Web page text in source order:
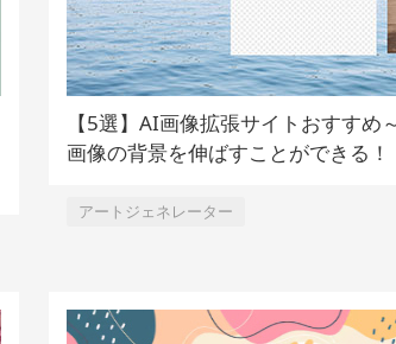
【5選】AI画像拡張サイトおすすめ
画像の背景を伸ばすことができる！
アートジェネレーター